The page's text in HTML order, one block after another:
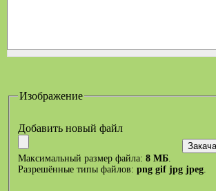
Изображение
Добавить новый файл
Максимальный размер файла: 8 МБ.
Разрешённые типы файлов: png gif jpg jpeg.